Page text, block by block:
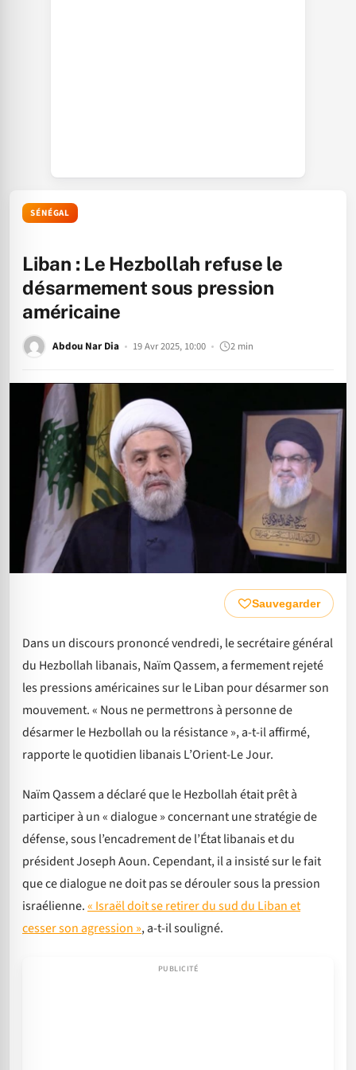
SÉNÉGAL
Liban : Le Hezbollah refuse le
désarmement sous pression
américaine
Abdou Nar Dia 19 Avr 2025, 10:00 2 min
Sauvegarder
Dans un discours prononcé vendredi, le secrétaire général
du Hezbollah libanais, Naïm Qassem, a fermement rejeté
les pressions américaines sur le Liban pour désarmer son
mouvement. « Nous ne permettrons à personne de
désarmer le Hezbollah ou la résistance », a-t-il affirmé,
rapporte le quotidien libanais L’Orient-Le Jour.
Naïm Qassem a déclaré que le Hezbollah était prêt à
participer à un « dialogue » concernant une stratégie de
défense, sous l’encadrement de l’État libanais et du
président Joseph Aoun. Cependant, il a insisté sur le fait
que ce dialogue ne doit pas se dérouler sous la pression
israélienne.« Israël doit se retirer du sud du Liban et
cesser son agression », a-t-il souligné.